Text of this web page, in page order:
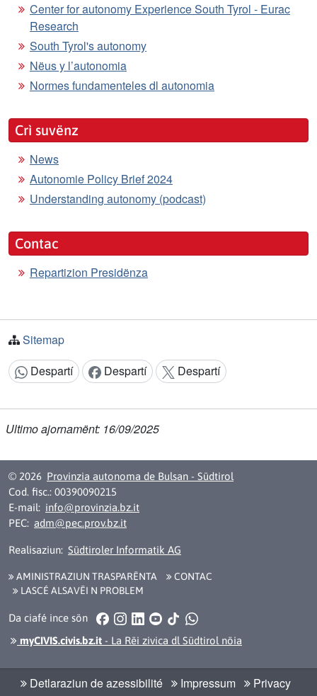
Center for autonomy Experience South Tyrol - Eurac
Research
South Tyrol's autonomy
Nëus y l’autonomia
Normes fundamenteles dl autonomia
Crì suvënz
News
Autonomie Policy Brief 2024
Understanding autonomy (podcast)
Contac
Repartizion Presidënza
Sitemap
Argomënt despartí:
Despartí Despartí Despartí
Ultimo ajornamënt: 16/09/2025
© 2026 Provinzia autonoma de Bulsan - Südtirol
Cod. fisc.: 00390090215
E-mail: info@provinzia.bz.it
PEC: adm@pec.prov.bz.it
Realisaziun: Südtiroler Informatik AG
AMINISTRAZIUN TRASPARËNTA
CONTAC
LASCÉ ALSAVËI N PROBLEM
Da ciafé ince sön Facebook
Instagram
LinkedInYouTube
TikTokWhatsApp
myCIVIS.civis.bz.it - La Rëi zivica dl Südtirol nöia
Detlaraziun de azessibilité Impressum
Privacy